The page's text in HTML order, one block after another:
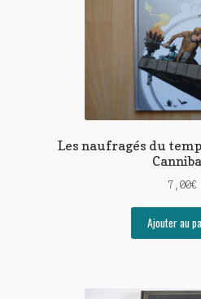
Les naufragés du
7,00€
Ajouter au